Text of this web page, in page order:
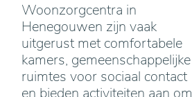
Woonzorgcentra in
Henegouwen zijn vaak
uitgerust met comfortabele
kamers, gemeenschappelijke
ruimtes voor sociaal contact
en bieden activiteiten aan om